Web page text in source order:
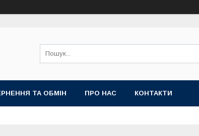
ТА ОБМІН ПРО НАС КОНТАКТИ